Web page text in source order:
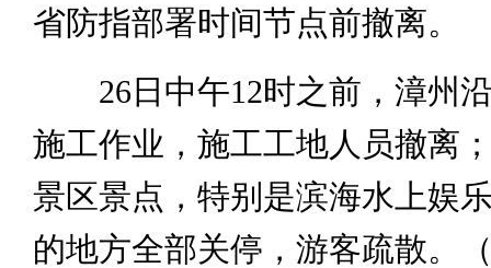
省防指部署时间节点前撤离。
26日中午12时之前，漳州
施工作业，施工工地人员撤离
景区景点，特别是滨海水上娱
的地方全部关停，游客疏散。